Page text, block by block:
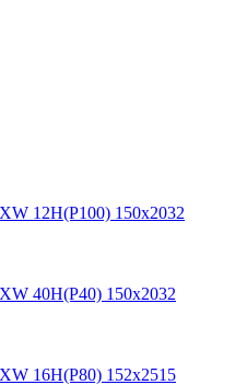
12H(P100) 150х2032
40H(P40) 150х2032
16H(P80) 152х2515